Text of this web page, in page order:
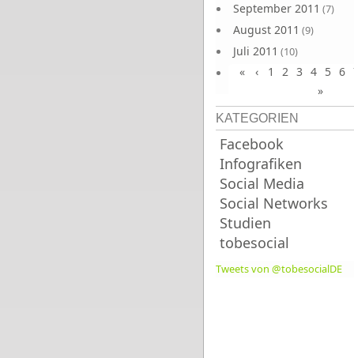
September 2011 (7)
August 2011 (9)
Juli 2011 (10)
Juni 2011(9)
« ‹ 1 2 3 4 5 6
»
KATEGORIEN
Facebook
Infografiken
Social Media
Social Networks
Studien
tobesocial
Tweets von @tobesocialDE